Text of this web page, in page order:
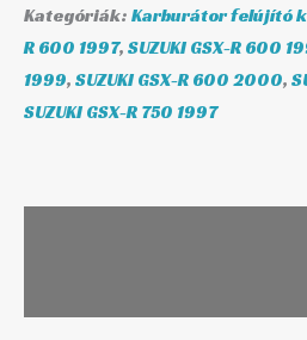
Kategóriák: Karburátor felújító
R 600 1997, SUZUKI GSX-R 600
1999, SUZUKI GSX-R 600 2000,
SUZUKI GSX-R 750 1997